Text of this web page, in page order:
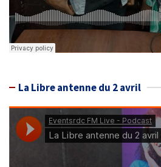
La Libre antenne du 2 avril